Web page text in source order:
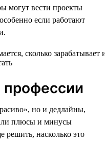
могут вести проекты
если работают
но и дедлайны,
плюсы и минусы
решить, насколько это